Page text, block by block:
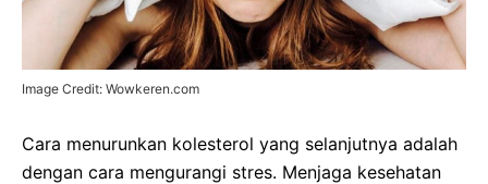
Image Credit: Wowkeren.com
Cara menurunkan kolesterol yang selanjutnya adalah
dengan cara mengurangi stres. Menjaga kesehatan